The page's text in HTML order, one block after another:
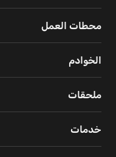
محطات العمل
الخوادم
ملحقات
خدمات